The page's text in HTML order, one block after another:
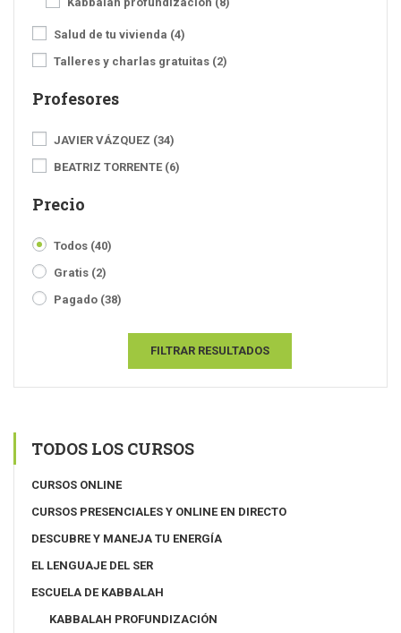
Salud de tu vivienda (4)
Talleres y charlas gratuitas (2)
Profesores
JAVIER VÁZQUEZ (34)
BEATRIZ TORRENTE (6)
Precio
Todos (40)
Gratis (2)
Pagado (38)
FILTRAR RESULTADOS
TODOS LOS CURSOS
CURSOS ONLINE
CURSOS PRESENCIALES Y ONLINE EN DIRECTO
DESCUBRE Y MANEJA TU ENERGÍA
EL LENGUAJE DEL SER
ESCUELA DE KABBALAH
KABBALAH PROFUNDIZACIÓN